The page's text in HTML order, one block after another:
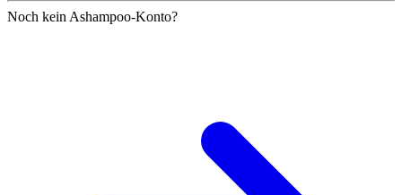
Noch kein Ashampoo-Konto?